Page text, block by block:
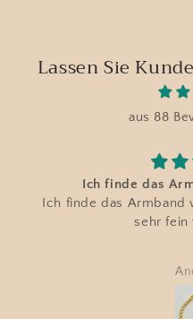
Lassen Sie
aus 88
Ich finde das
Ich finde das Armband
sehr fein